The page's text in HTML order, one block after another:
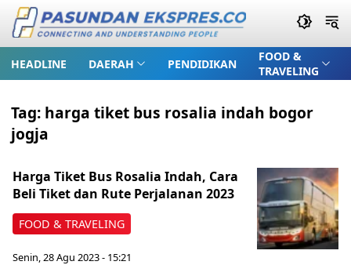
HEADLINE DAERAH PENDIDIKAN
FOOD &
TRAVELING
Tag: harga tiket bus rosalia indah bogor
jogja
FOOD & TRAVELING
Harga Tiket Bus Rosalia Indah, Cara
Beli Tiket dan Rute Perjalanan 2023
Senin, 28 Agu 2023 - 15:21